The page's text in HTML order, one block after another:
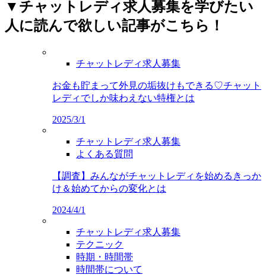
▼チャットレディ求人募集を学びたい
人に読んで欲しい記事がこちら！
チャットレディ求人募集
お金も貯まって外見の垢抜けもできる♡チャット
レディでしか味わえない特権とは
2025/3/1
チャットレディ求人募集
よくある質問
【調査】みんながチャットレディを始めるきっか
け＆始めてからの変化とは
2024/4/1
チャットレディ求人募集
テクニック
時期・時間帯
時間帯について